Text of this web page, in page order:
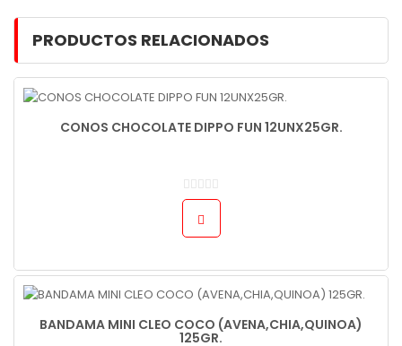
PRODUCTOS RELACIONADOS
CONOS CHOCOLATE DIPPO FUN 12UNX25GR.
BANDAMA MINI CLEO COCO (AVENA,CHIA,QUINOA)
125GR.